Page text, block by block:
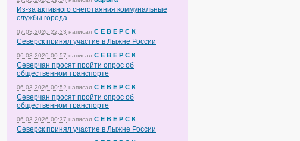
Из-за активного снеготаяния коммунальные
службы города...
07.03.2026 22:33 написал С Е В Е Р С К
Северск принял участие в Лыжне России
06.03.2026 00:57 написал С Е В Е Р С К
Северчан просят пройти опрос об
общественном транспорте
06.03.2026 00:52 написал С Е В Е Р С К
Северчан просят пройти опрос об
общественном транспорте
06.03.2026 00:37 написал С Е В Е Р С К
Северск принял участие в Лыжне России